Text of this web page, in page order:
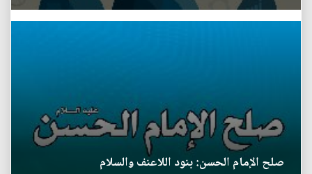
صلح الإمام الحسن: بنود اللاعنف والسلام